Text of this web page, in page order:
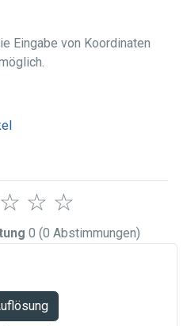
Eingabe von Koordinaten
☆
☆
☆
0 (0 Abstimmungen)